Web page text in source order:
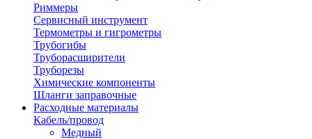
Риммеры
Сервисный инструмент
Термометры и гигрометры
Трубогибы
Труборасширители
Труборезы
Химические компоненты
Шланги заправочные
Расходные материалы
Кабель/провод
Медный